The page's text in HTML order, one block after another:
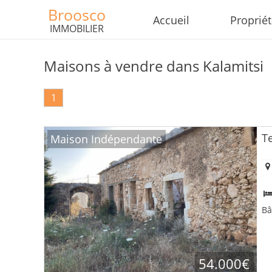
Broosco
IMMOBILIER
Accueil
Maisons à vendre dans Kalamitsi
1
Maison Indépendante
54.000€